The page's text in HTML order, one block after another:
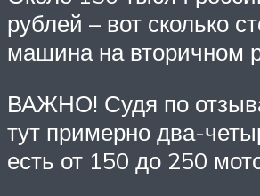
рублей – вот сколько
машина на вторичном
ВАЖНО! Судя по
тут примерно два-
есть от 150 до 250